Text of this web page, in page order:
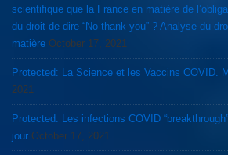
scientifique que la France en matière de
du droit de dire “No thank you” ? Analyse du
matière October 17, 2021
Protected: La Science et les Vaccins COVID.
2021
Protected: Les infections COVID
jour October 17, 2021